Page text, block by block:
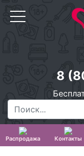
8
Распродажа Контакты